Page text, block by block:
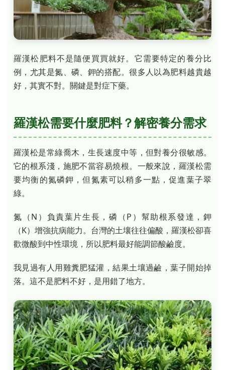
羅漢松肥料不是隨便買買就好。它需要特定的養分比
例，尤其是氮、磷、鉀的搭配。很多人以為肥料越貴越
好，其實不對。關鍵是對症下藥。
羅漢松需要什麼肥料？解密養分需求
羅漢松是常綠喬木，生長速度中等，但對養分很敏感。
它的根系淺，施肥不當容易燒根。一般來說，羅漢松需
要均衡的氮磷鉀，但氮素可以稍多一點，促進葉子翠
綠。
氮（N）負責葉片生長，磷（P）幫助根系發達，鉀
（K）增強抗病能力。台灣的土壤往往偏酸，羅漢松卻喜
歡微酸到中性環境，所以肥料最好能調節酸鹼度。
我見過有人用雞糞肥猛灌，結果土壤過鹼，葉子開始掉
落。這不是肥料不好，是用錯了地方。